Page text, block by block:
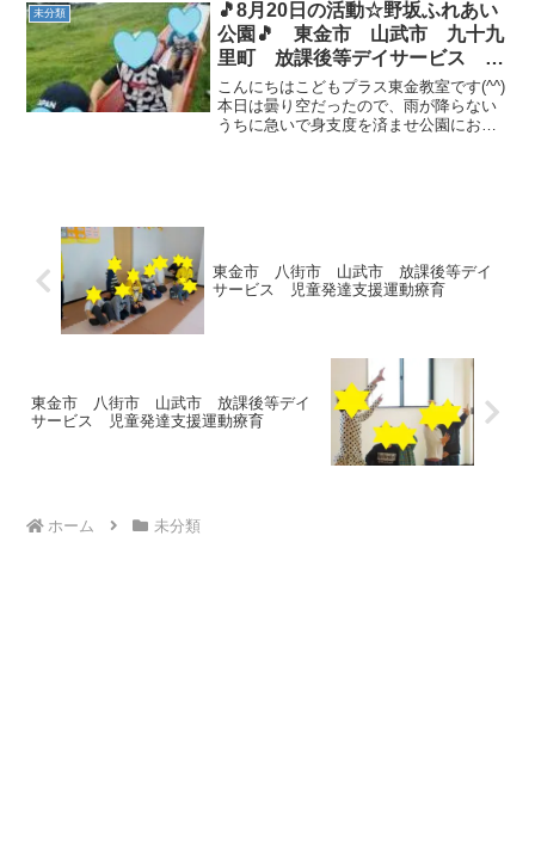
「ストップ」と言うと、足をあげたまま
止まってもらい「...
未分類
🎵8月20日の活動☆野坂ふれあい
公園🎵 東金市 山武市 九十九
里町 放課後等デイサービス 児
童発達支援 運動療育 教室見学
こんにちはこどもプラス東金教室です(^^)
本日は曇り空だったので、雨が降らない
うちに急いで身支度を済ませ公園にお出
東金市 八街市 山武市 放課後等デイ
サービス 児童発達支援運動療育
東金市 八街市 山武市 放課後等デイ
サービス 児童発達支援運動療育
ホーム 未分類